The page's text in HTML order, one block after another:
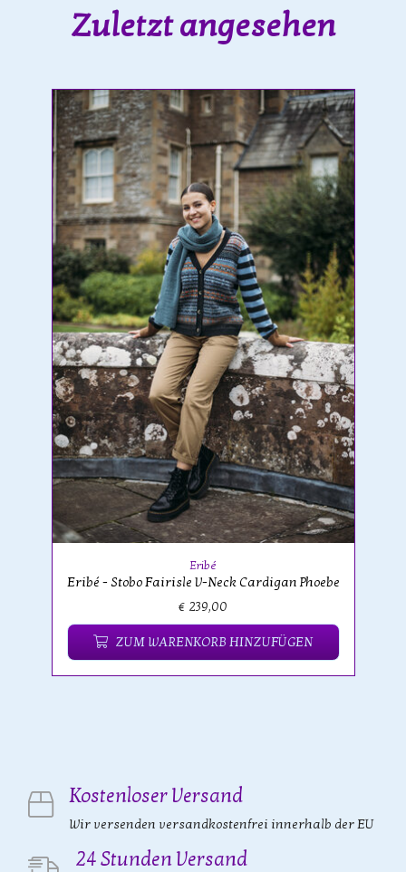
Zuletzt angesehen
Eribé
Eribé - Stobo Fairisle V-Neck Cardigan Phoebe
€ 239,00
ZUM WARENKORB HINZUFÜGEN
Kostenloser Versand
Wir versenden versandkostenfrei innerhalb der EU
24 Stunden Versand